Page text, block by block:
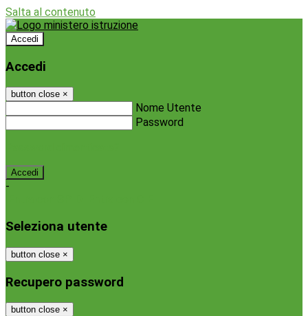
Salta al contenuto
Accedi
Accedi
button close ×
Nome Utente
Password
-
Seleziona utente
button close ×
Recupero password
button close ×